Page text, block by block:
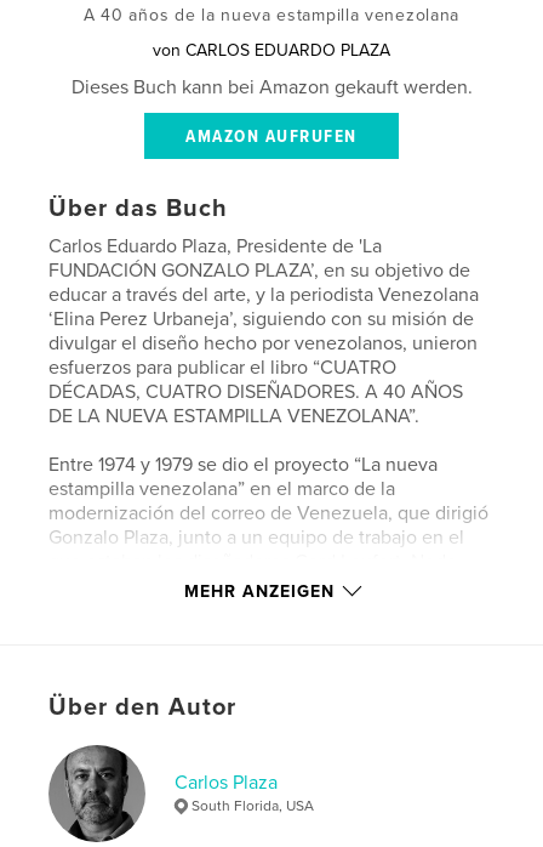
A 40 años de la nueva estampilla venezolana
von CARLOS EDUARDO PLAZA
Dieses Buch kann bei Amazon gekauft werden.
AMAZON AUFRUFEN
Über das Buch
Carlos Eduardo Plaza, Presidente de 'La
FUNDACIÓN GONZALO PLAZA’, en su objetivo de
educar a través del arte, y la periodista Venezolana
‘Elina Perez Urbaneja’, siguiendo con su misión de
divulgar el diseño hecho por venezolanos, unieron
esfuerzos para publicar el libro “CUATRO
DÉCADAS, CUATRO DISEÑADORES. A 40 AÑOS
DE LA NUEVA ESTAMPILLA VENEZOLANA”.
Entre 1974 y 1979 se dio el proyecto “La nueva
estampilla venezolana” en el marco de la
modernización del correo de Venezuela, que dirigió
Gonzalo Plaza, junto a un equipo de trabajo en el
Mion Ferrario, Álvaro Sotillo y Santiago Pol.
Exposición Mundial de Timbres Postales en 1978,
los sellos en la Galería de Arte Nacional (GAN).
----------------------------------------------
MEHR ANZEIGEN
Über den Autor
Carlos Plaza
South Florida, USA